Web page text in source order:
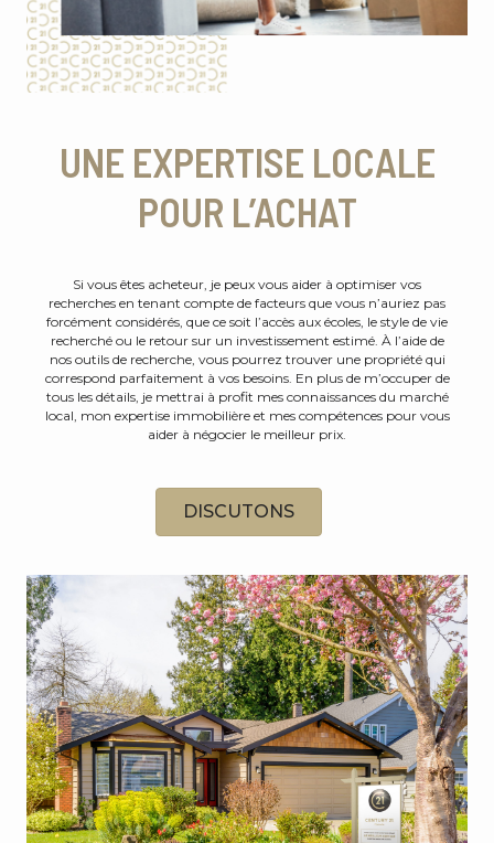
UNE EXPERTISE LOCALE
POUR L’ACHAT
Si vous êtes acheteur, je peux vous aider à optimiser vos
recherches en tenant compte de facteurs que vous n’auriez pas
forcément considérés, que ce soit l’accès aux écoles, le style de vie
recherché ou le retour sur un investissement estimé. À l’aide de
nos outils de recherche, vous pourrez trouver une propriété qui
correspond parfaitement à vos besoins. En plus de m’occuper de
tous les détails, je mettrai à profit mes connaissances du marché
local, mon expertise immobilière et mes compétences pour vous
aider à négocier le meilleur prix.
DISCUTONS